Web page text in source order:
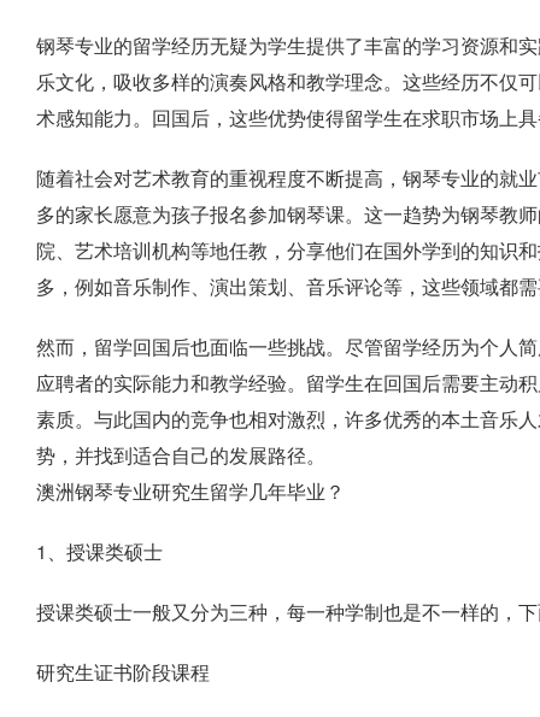
钢琴专业的留学经历无疑为学生提供了丰富的学习资源和
乐文化，吸收多样的演奏风格和教学理念。这些经历不仅
术感知能力。回国后，这些优势使得留学生在求职市场上
随着社会对艺术教育的重视程度不断提高，钢琴专业的就
多的家长愿意为孩子报名参加钢琴课。这一趋势为钢琴教
院、艺术培训机构等地任教，分享他们在国外学到的知识
多，例如音乐制作、演出策划、音乐评论等，这些领域都
然而，留学回国后也面临一些挑战。尽管留学经历为个人
应聘者的实际能力和教学经验。留学生在回国后需要主动
素质。与此国内的竞争也相对激烈，许多优秀的本土音乐
势，并找到适合自己的发展路径。
澳洲钢琴专业研究生留学几年毕业？
1、授课类硕士
授课类硕士一般又分为三种，每一种学制也是不一样的，
研究生证书阶段课程